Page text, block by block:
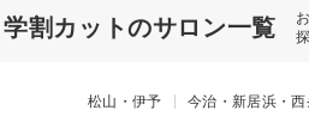
割カットのサロン一覧
松山・伊予 今治・新居浜・西